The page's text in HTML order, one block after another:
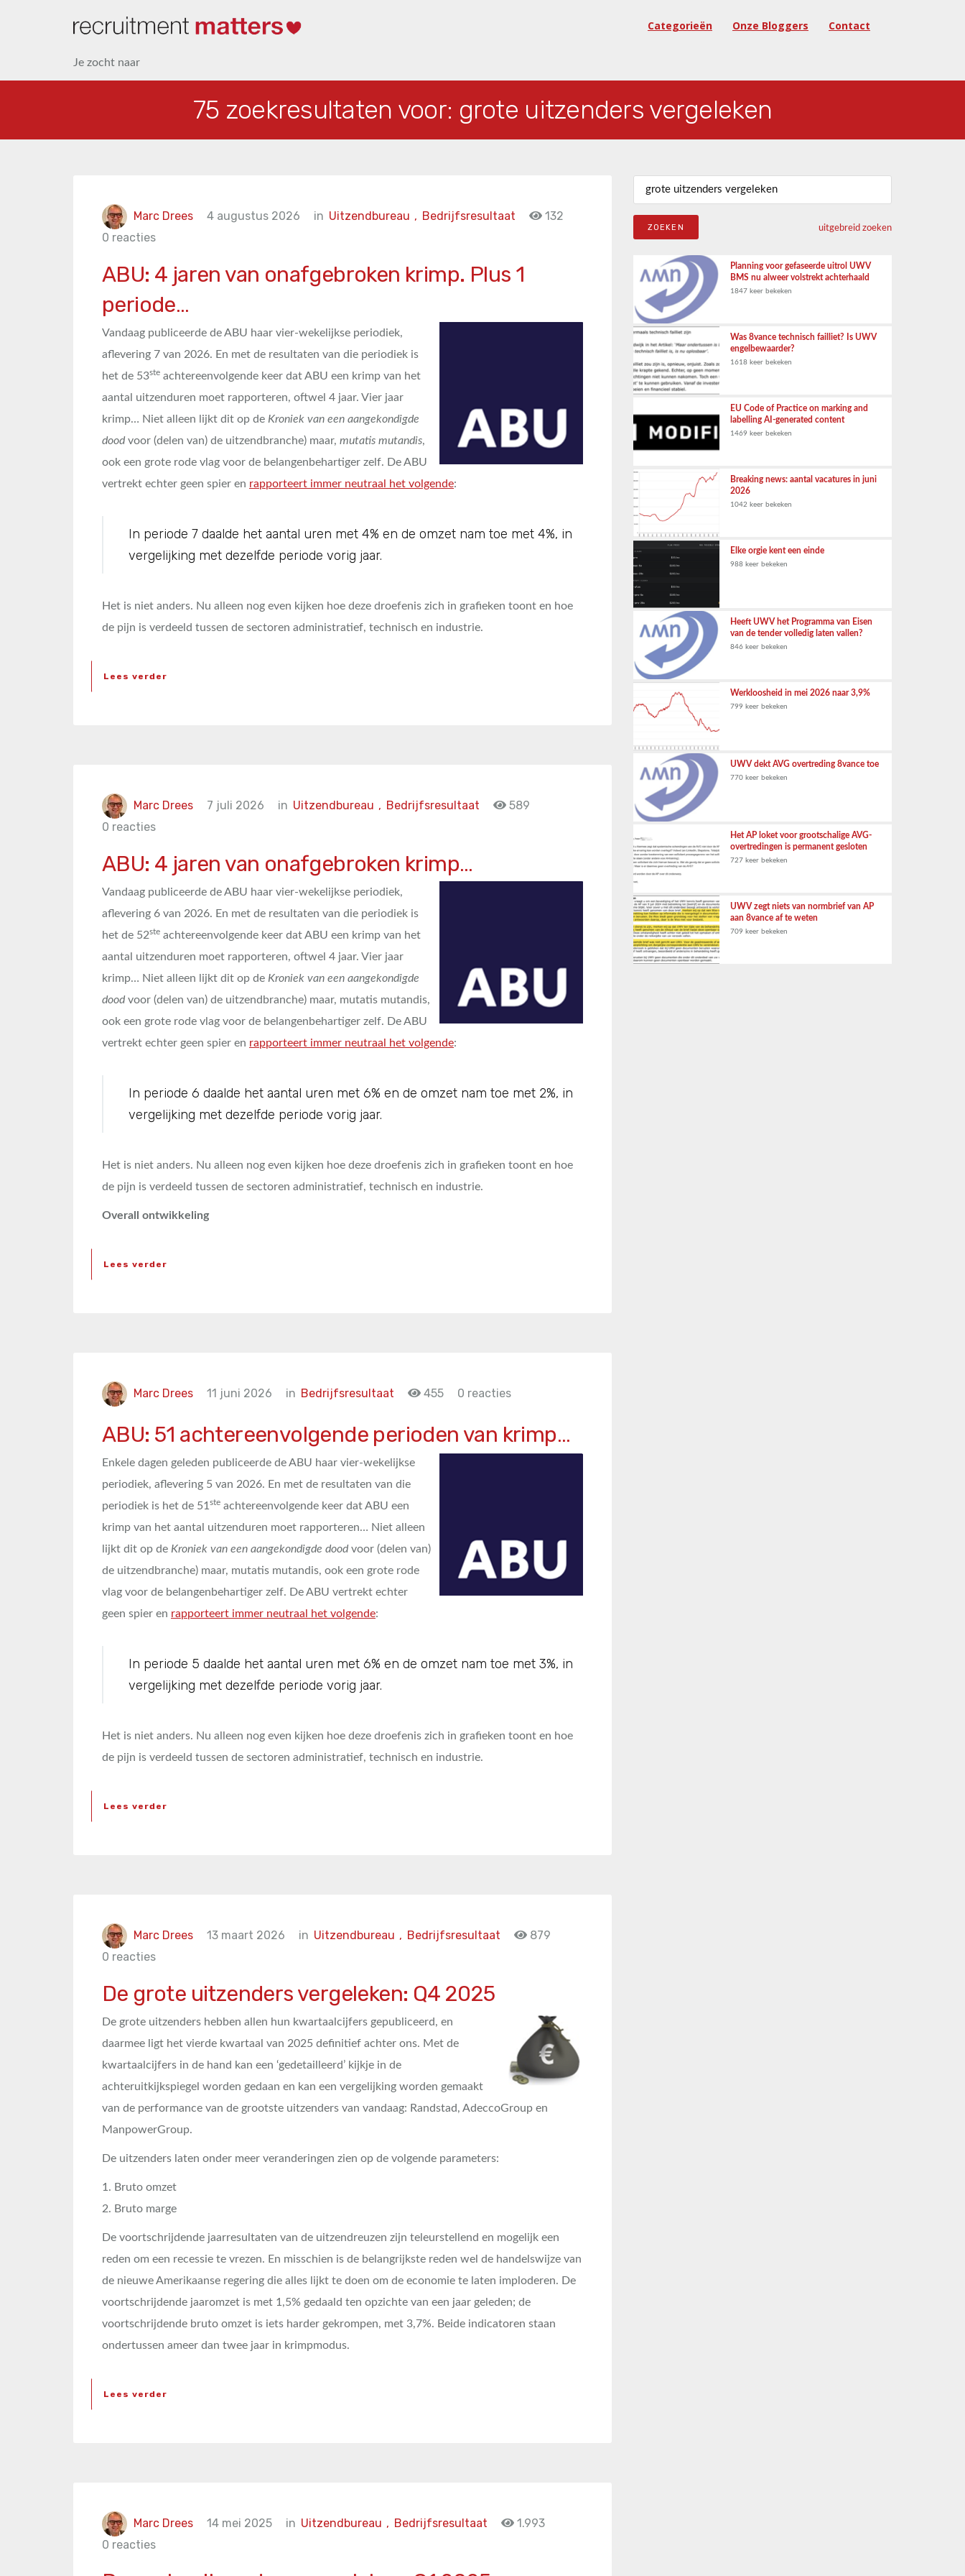
Categorieën Onze Bloggers Contact
Je zocht naar
75 zoekresultaten voor: grote uitzenders vergeleken
Marc Drees 4 augustus 2026 in Bedrijfsresultaat
Uitzendbureau ,
132
0 reacties
ABU: 4 jaren van onafgebroken krimp. Plus 1
periode…
Vandaag publiceerde de ABU haar vier-wekelijkse periodiek,
aflevering 7 van 2026. En met de resultaten van die periodiek is
het de 53ste achtereenvolgende keer dat ABU een krimp van het
aantal uitzenduren moet rapporteren, oftwel 4 jaar. Vier jaar
krimp… Niet alleen lijkt dit op de Kroniek van een aangekondigde
doodvoor (delen van) de uitzendbranche) maar, mutatis mutandis,
ook een grote rode vlag voor de belangenbehartiger zelf. De ABU
vertrekt echter geen spier en rapporteert immer neutraal het volgende:
In periode 7 daalde het aantal uren met 4% en de omzet nam toe met 4%, in
vergelijking met dezelfde periode vorig jaar.
Het is niet anders. Nu alleen nog even kijken hoe deze droefenis zich in grafieken toont en hoe
de pijn is verdeeld tussen de sectoren administratief, technisch en industrie.
Lees verder
Marc Drees 7 juli 2026 in Bedrijfsresultaat
Uitzendbureau ,
589
0 reacties
ABU: 4 jaren van onafgebroken krimp…
Vandaag publiceerde de ABU haar vier-wekelijkse periodiek,
aflevering 6 van 2026. En met de resultaten van die periodiek is
het de 52ste achtereenvolgende keer dat ABU een krimp van het
aantal uitzenduren moet rapporteren, oftwel 4 jaar. Vier jaar
krimp… Niet alleen lijkt dit op de Kroniek van een aangekondigde
doodvoor (delen van) de uitzendbranche) maar, mutatis mutandis,
ook een grote rode vlag voor de belangenbehartiger zelf. De ABU
vertrekt echter geen spier en rapporteert immer neutraal het volgende:
In periode 6 daalde het aantal uren met 6% en de omzet nam toe met 2%, in
vergelijking met dezelfde periode vorig jaar.
Het is niet anders. Nu alleen nog even kijken hoe deze droefenis zich in grafieken toont en hoe
de pijn is verdeeld tussen de sectoren administratief, technisch en industrie.
Overall ontwikkeling
Lees verder
Marc Drees 11 juni 2026 in Bedrijfsresultaat 455 0 reacties
ABU: 51 achtereenvolgende perioden van krimp…
Enkele dagen geleden publiceerde de ABU haar vier-wekelijkse
periodiek, aflevering 5 van 2026. En met de resultaten van die
periodiek is het de 51 ste achtereenvolgende keer dat ABU een
krimp van het aantal uitzenduren moet rapporteren… Niet alleen
lijkt dit op de Kroniek van een aangekondigde doodvoor (delen van)
de uitzendbranche) maar, mutatis mutandis, ook een grote rode
vlag voor de belangenbehartiger zelf. De ABU vertrekt echter
geen spier en rapporteert immer neutraal het volgende:
In periode 5 daalde het aantal uren met 6% en de omzet nam toe met 3%, in
vergelijking met dezelfde periode vorig jaar.
Het is niet anders. Nu alleen nog even kijken hoe deze droefenis zich in grafieken toont en hoe
de pijn is verdeeld tussen de sectoren administratief, technisch en industrie.
Lees verder
Marc Drees 13 maart 2026 in Bedrijfsresultaat
Uitzendbureau ,
879
0 reacties
De grote uitzenders vergeleken: Q4 2025
De grote uitzenders hebben allen hun kwartaalcijfers gepubliceerd, en
daarmee ligt het vierde kwartaal van 2025 definitief achter ons. Met de
kwartaalcijfers in de hand kan een ‘gedetailleerd’ kijkje in de
achteruitkijkspiegel worden gedaan en kan een vergelijking worden gemaakt
van de performance van de grootste uitzenders van vandaag: Randstad, AdeccoGroup en
ManpowerGroup.
De uitzenders laten onder meer veranderingen zien op de volgende parameters:
1. Bruto omzet
2. Bruto marge
De voortschrijdende jaarresultaten van de uitzendreuzen zijn teleurstellend en mogelijk een
reden om een recessie te vrezen. En misschien is de belangrijkste reden wel de handelswijze van
de nieuwe Amerikaanse regering die alles lijkt te doen om de economie te laten imploderen. De
voortschrijdende jaaromzet is met 1,5% gedaald ten opzichte van een jaar geleden; de
voortschrijdende bruto omzet is iets harder gekrompen, met 3,7%. Beide indicatoren staan
ondertussen ameer dan twee jaar in krimpmodus.
Lees verder
Marc Drees 14 mei 2025 in Bedrijfsresultaat
Uitzendbureau ,
1.993
0 reacties
Zoeken naar:
uitgebreid zoeken
Planning voor gefaseerde uitrol UWV
BMS nu alweer volstrekt achterhaald
1847 keer bekeken
Was 8vance technisch failliet? Is UWV
engelbewaarder?
1618 keer bekeken
EU Code of Practice on marking and
labelling AI-generated content
1469 keer bekeken
Breaking news: aantal vacatures in juni
2026
1042 keer bekeken
Elke orgie kent een einde
988 keer bekeken
Heeft UWV het Programma van Eisen
van de tender volledig laten vallen?
846 keer bekeken
Werkloosheid in mei 2026 naar 3,9%
799 keer bekeken
UWV dekt AVG overtreding 8vance toe
770 keer bekeken
Het AP loket voor grootschalige AVG-
overtredingen is permanent gesloten
727 keer bekeken
UWV zegt niets van normbrief van AP
aan 8vance af te weten
709 keer bekeken